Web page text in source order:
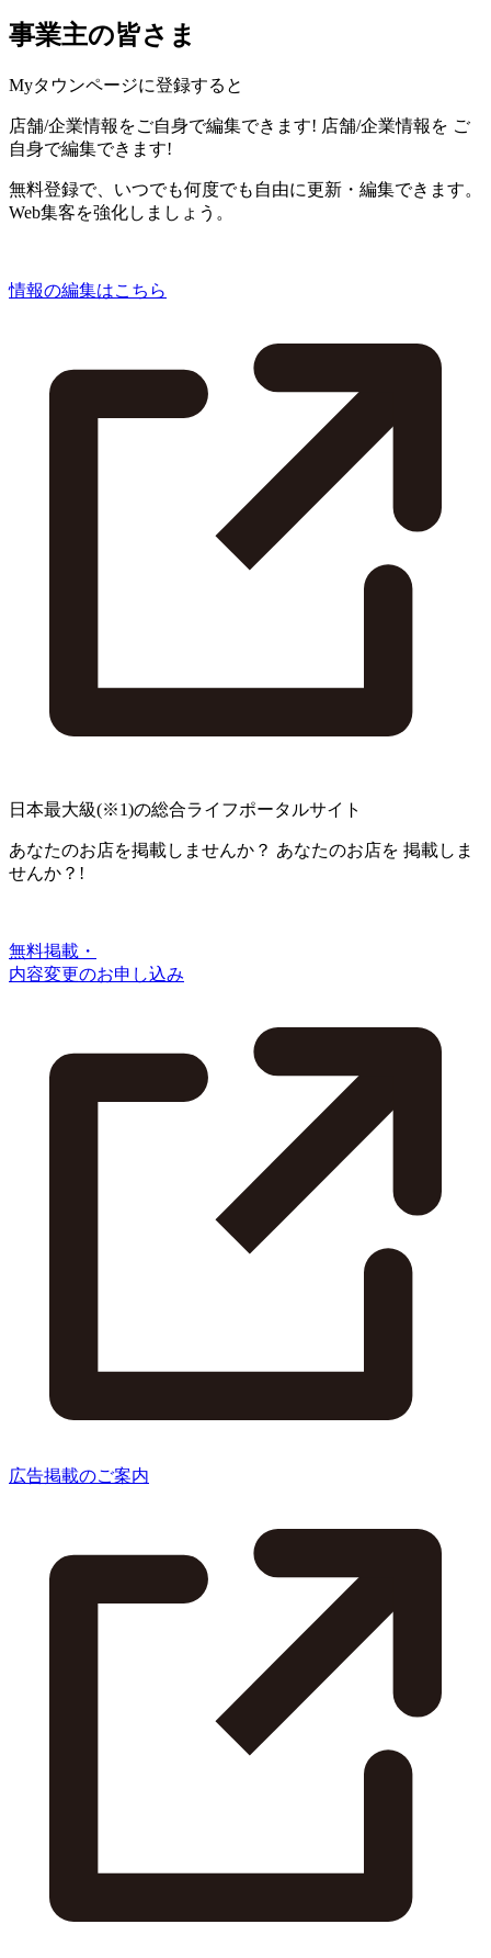
事業主の皆さま
Myタウンページに登録すると
店舗/企業情報をご自身で編集できます! 店舗/企業情報を ご
自身で編集できます!
無料登録で、いつでも何度でも自由に更新・編集できます。
Web集客を強化しましょう。
情報の編集はこちら
日本最大級(※1)の総合ライフポータルサイト
あなたのお店を掲載しませんか？ あなたのお店を 掲載しま
せんか？!
無料掲載・
内容変更のお申し込み
広告掲載のご案内